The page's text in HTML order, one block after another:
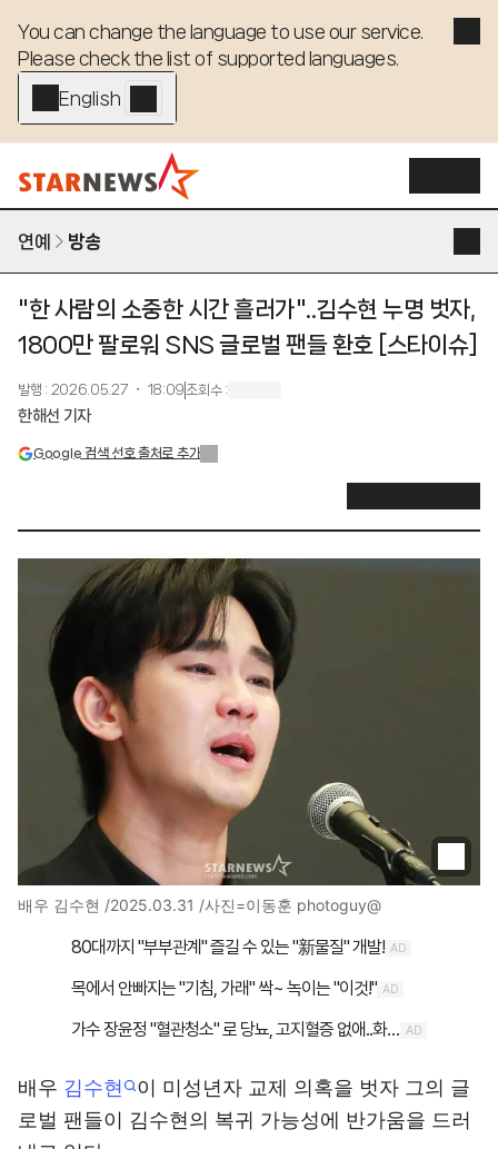
You can change the language to use our service.
Please check the list of supported languages.
English - EN
연예 방송
"한 사람의 소중한 시간 흘러가"..김수현 누명 벗자,
1800만 팔로워 SNS 글로벌 팬들 환호 [스타이슈]
발행 : 2026.05.27 ・ 18:09 조회수:
한해선 기자
Google 검색 선호 출처로 추가
배우 김수현 /2025.03.31 /사진=이동훈 photoguy@
배우 김수현
이 미성년자 교제 의혹을 벗자 그의 글
로벌 팬들이 김수현의 복귀 가능성에 반가움을 드러